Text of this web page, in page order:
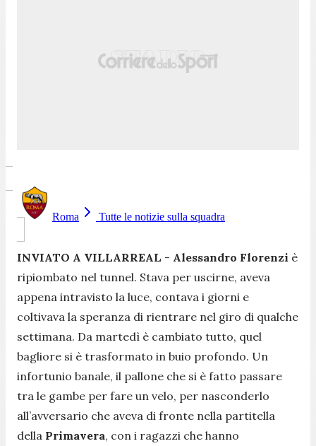
Roma Tutte le notizie sulla squadra
INVIATO A VILLARREAL - Alessandro Florenzi è
ripiombato nel tunnel. Stava per uscirne, aveva
appena intravisto la luce, contava i giorni e
coltivava la speranza di rientrare nel giro di qualche
settimana. Da martedì è cambiato tutto, quel
bagliore si è trasformato in buio profondo. Un
infortunio banale, il pallone che si è fatto passare
tra le gambe per fare un velo, per nasconderlo
all’avversario che aveva di fronte nella partitella
della Primavera, con i ragazzi che hanno